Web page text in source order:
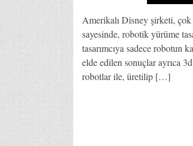
Amerikalı Disney şirketi, çok
sayesinde, robotik yürüme
tasarımcıya sadece robotun
elde edilen sonuçlar ayrıca
robotlar ile, üretilip […]